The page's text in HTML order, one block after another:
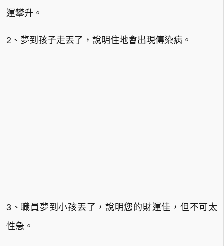
運攀升。
2、夢到孩子走丟了，說明住地會出現傳染病。
3、職員夢到小孩丟了，說明您的財運佳，但不可太
性急。